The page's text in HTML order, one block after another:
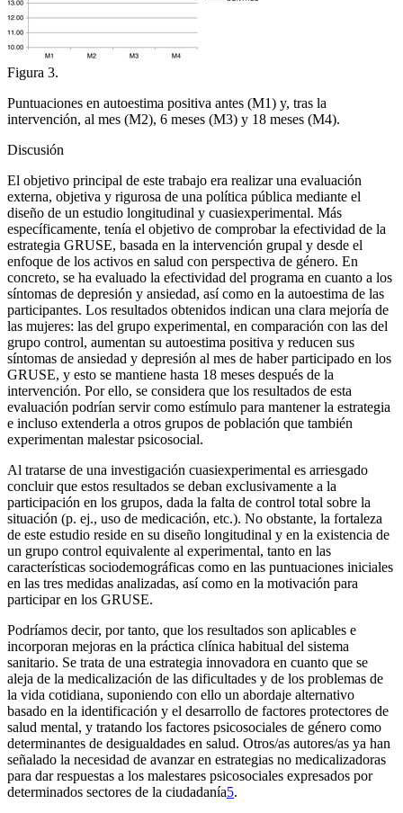
Figura 3.
Puntuaciones en autoestima positiva antes (M1) y, tras la
intervención, al mes (M2), 6 meses (M3) y 18 meses (M4).
Discusión
El objetivo principal de este trabajo era realizar una evaluación
externa, objetiva y rigurosa de una política pública mediante el
diseño de un estudio longitudinal y cuasiexperimental. Más
específicamente, tenía el objetivo de comprobar la efectividad de la
estrategia GRUSE, basada en la intervención grupal y desde el
enfoque de los activos en salud con perspectiva de género. En
concreto, se ha evaluado la efectividad del programa en cuanto a los
síntomas de depresión y ansiedad, así como en la autoestima de las
participantes. Los resultados obtenidos indican una clara mejoría de
las mujeres: las del grupo experimental, en comparación con las del
grupo control, aumentan su autoestima positiva y reducen sus
síntomas de ansiedad y depresión al mes de haber participado en los
GRUSE, y esto se mantiene hasta 18 meses después de la
intervención. Por ello, se considera que los resultados de esta
evaluación podrían servir como estímulo para mantener la estrategia
e incluso extenderla a otros grupos de población que también
experimentan malestar psicosocial.
Al tratarse de una investigación cuasiexperimental es arriesgado
concluir que estos resultados se deban exclusivamente a la
participación en los grupos, dada la falta de control total sobre la
situación (p. ej., uso de medicación, etc.). No obstante, la fortaleza
de este estudio reside en su diseño longitudinal y en la existencia de
un grupo control equivalente al experimental, tanto en las
características sociodemográficas como en las puntuaciones iniciales
en las tres medidas analizadas, así como en la motivación para
participar en los GRUSE.
Podríamos decir, por tanto, que los resultados son aplicables e
incorporan mejoras en la práctica clínica habitual del sistema
sanitario. Se trata de una estrategia innovadora en cuanto que se
aleja de la medicalización de las dificultades y de los problemas de
la vida cotidiana, suponiendo con ello un abordaje alternativo
basado en la identificación y el desarrollo de factores protectores de
salud mental, y tratando los factores psicosociales de género como
determinantes de desigualdades en salud. Otros/as autores/as ya han
señalado la necesidad de avanzar en estrategias no medicalizadoras
para dar respuestas a los malestares psicosociales expresados por
determinados sectores de la ciudadanía5.